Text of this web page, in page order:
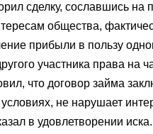
сделку, сославшись на
общества,
прибыли в пользу
участника права на
что договор займа
не нарушает
в удовлетворении